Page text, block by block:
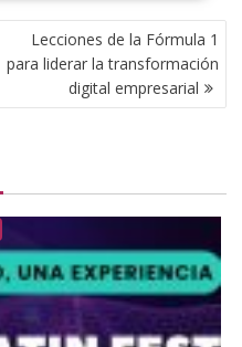
Lecciones de la Fórmula 1
para liderar la transformación
digital empresarial